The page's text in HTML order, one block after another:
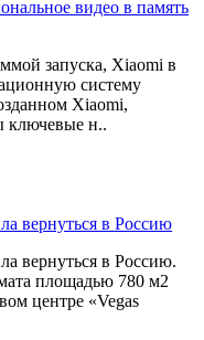
видео в память
запуска, Xiaomi в
систему
Xiaomi,
ключевые н..
вернуться в Россию
вернуться в Россию.
площадью 780 м2
центре «Vegas